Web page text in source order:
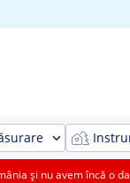
și nu avem încă o